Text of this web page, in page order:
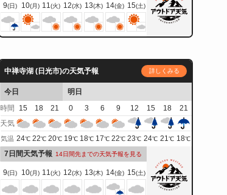
9(日) 10(月) 11(火) 12(水) 13(木) 14(金) 15(土)
中禅寺湖 (日光市)の天気予報 詳しくみる
今日
明日
時間
15 18 21 0 3 6 9 12 15 18
21
天気
気温 24℃ 22℃ 20℃ 19℃ 18℃ 17℃ 22℃ 23℃ 24℃ 21℃ 18℃
7日間天気予報 14日間先までの天気予報を見る
9(日) 10(月) 11(火) 12(水) 13(木) 14(金) 15(土)